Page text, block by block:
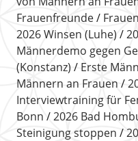
Frauenfreunde
2026 Winsen (Luhe)
Männerdemo gegen
(Konstanz)
Erste
Männern an Frauen
Interviewtraining für
Bonn
2026 Bad
Steinigung stoppen